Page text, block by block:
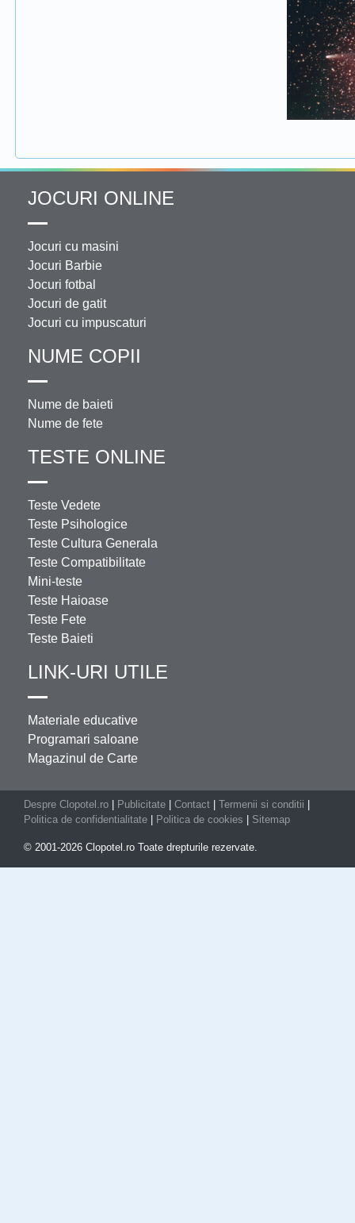
JOCURI ONLINE
Jocuri cu masini
Jocuri Barbie
Jocuri fotbal
Jocuri de gatit
Jocuri cu impuscaturi
NUME COPII
Nume de baieti
Nume de fete
TESTE ONLINE
Teste Vedete
Teste Psihologice
Teste Cultura Generala
Teste Compatibilitate
Mini-teste
Teste Haioase
Teste Fete
Teste Baieti
LINK-URI UTILE
Materiale educative
Programari saloane
Magazinul de Carte
Despre Clopotel.ro Publicitate Contact Termenii si conditii
Politica de confidentialitate
Politica de cookies Sitemap
© 2001-2026 Clopotel.ro Toate drepturile rezervate.